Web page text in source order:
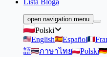
Lista Bloga
open navigation menu
Polski
English
Español
語
ภาษาไทย Polski